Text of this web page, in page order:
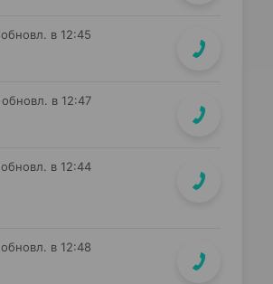
обновл. в 12:45
обновл. в 12:47
обновл. в 12:44
обновл. в 12:48